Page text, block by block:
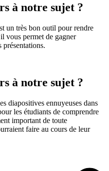
à notre sujet ?
un très bon outil pour rendre
vous permet de gagner
présentations.
à notre sujet ?
diapositives ennuyeuses dans
les étudiants de comprendre
important de toute
faire au cours de leur